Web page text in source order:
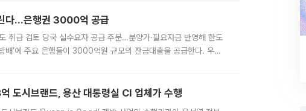
다…은행권 3000억 공급
취급 검토 당국 실수요자 공급 주문…분양가·필요자금 반영해 한도
배’에 주요 은행들이 3000억원 규모의 잔금대출을 공급한다. 우리
시브랜드, 용산 대통령실 CI 업체가 수행